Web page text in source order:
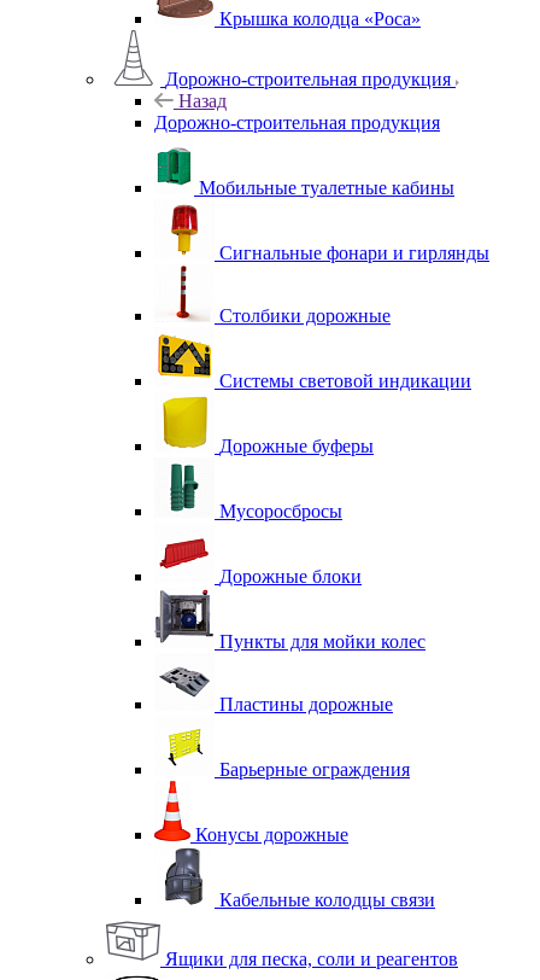
Крышка колодца «Роса»
Дорожно-строительная продукция
Назад
Дорожно-строительная продукция
Мобильные туалетные кабины
Сигнальные фонари и гирлянды
Столбики дорожные
Системы световой индикации
Дорожные буферы
Мусоросбросы
Дорожные блоки
Пункты для мойки колес
Пластины дорожные
Барьерные ограждения
Конусы дорожные
Кабельные колодцы связи
Ящики для песка, соли и реагентов